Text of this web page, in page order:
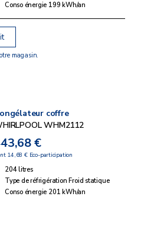
Conso énergie 199 kWh/an
magasin.
coffre
WHM2112
€
14,68 € Eco-participation
204 litres
Type de réfrigération Froid statique
Conso énergie 201 kWh/an